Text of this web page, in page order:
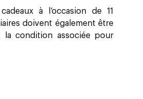
à l’occasion de 11
doivent également être
la condition associée pour